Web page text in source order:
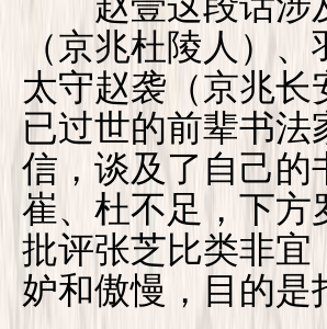
（京兆杜陵人）
太守赵袭（京兆
已过世的前辈书
信，谈及了自己的
崔、杜不足，下方
批评张芝比类非宜
妒和傲慢，目的是